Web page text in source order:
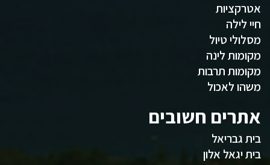
אטרקציות
חיי לילה
מסלולי טיול
מקומות לינה
מקומות תרבות
משהו לאכול
אתרים חשובים
בית גבריאל
בית יגאל אלון